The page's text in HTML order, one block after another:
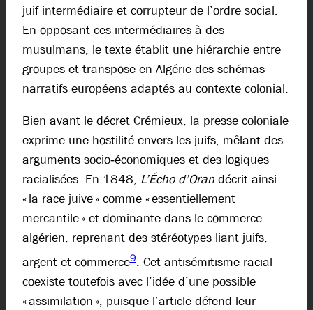
juif intermédiaire et corrupteur de l’ordre social.
En opposant ces intermédiaires à des
musulmans, le texte établit une hiérarchie entre
groupes et transpose en Algérie des schémas
narratifs européens adaptés au contexte colonial.
Bien avant le décret Crémieux, la presse coloniale
exprime une hostilité envers les juifs, mêlant des
arguments socio‑économiques et des logiques
racialisées. En 1848, L’Écho d’Oran décrit ainsi
« la race juive » comme « essentiellement
mercantile » et dominante dans le commerce
algérien, reprenant des stéréotypes liant juifs,
argent et commerce9. Cet antisémitisme racial
coexiste toutefois avec l’idée d’une possible
« assimilation », puisque l’article défend leur